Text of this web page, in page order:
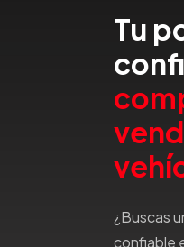
Fiat
Ford
Gac
Geely
Geo
Gmc
Great
Tu
¿Buscas
confiable